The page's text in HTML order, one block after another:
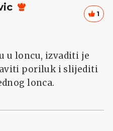
1
u loncu, izvaditi je
poriluk i slijediti
lonca.